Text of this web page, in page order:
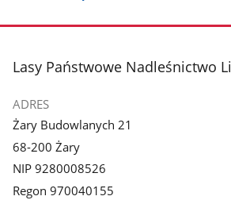
stopka
Lasy Państwowe Nadleśnictwo
ADRES
Żary Budowlanych 21
68-200 Żary
NIP 9280008526
Regon 970040155